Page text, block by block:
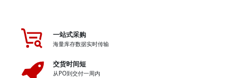
一站式采购
海量库存数据实时传输
交货时间短
从PO到交付一周内